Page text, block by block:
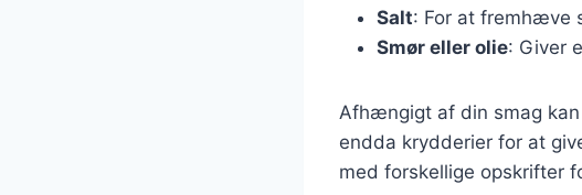
Salt: For at fremhæve
Smør eller olie: Giver
Afhængigt af din smag
endda krydderier for at
med forskellige opskrifter